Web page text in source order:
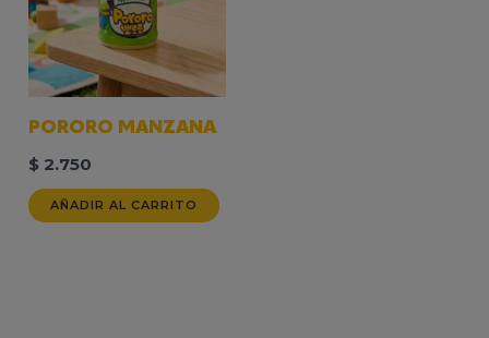
PORORO MANZANA
$ 2.750
AÑADIR AL CARRITO